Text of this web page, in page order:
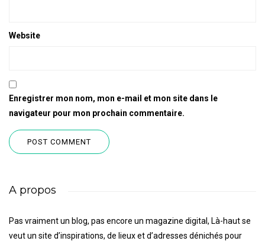
Website
Enregistrer mon nom, mon e-mail et mon site dans le
navigateur pour mon prochain commentaire.
A propos
Pas vraiment un blog, pas encore un magazine digital, Là-haut se
veut un site d’inspirations, de lieux et d’adresses dénichés pour